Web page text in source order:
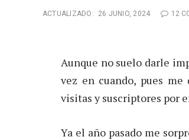
ACTUALIZADO: 26 JUNIO, 2024 12
Aunque no suelo darle
vez en cuando, pues
visitas y suscriptores por
Ya el año pasado me